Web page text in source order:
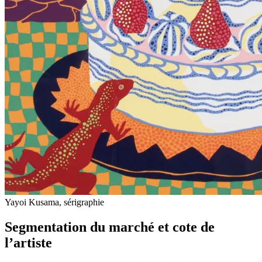
Yayoi Kusama, sérigraphie
Segmentation du marché et cote de
l’artiste